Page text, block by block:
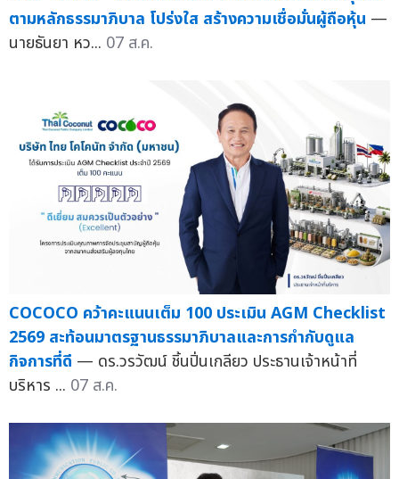
ตามหลักธรรมาภิบาล โปร่งใส สร้างความเชื่อมั่นผู้ถือหุ้น —
นายธันยา หว... 07 ส.ค.
COCOCO คว้าคะแนนเต็ม 100 ประเมิน AGM Checklist
2569 สะท้อนมาตรฐานธรรมาภิบาลและการกำกับดูแล
กิจการที่ดี — ดร.วรวัฒน์ ชิ้นปิ่นเกลียว ประธานเจ้าหน้าที่
บริหาร ... 07 ส.ค.